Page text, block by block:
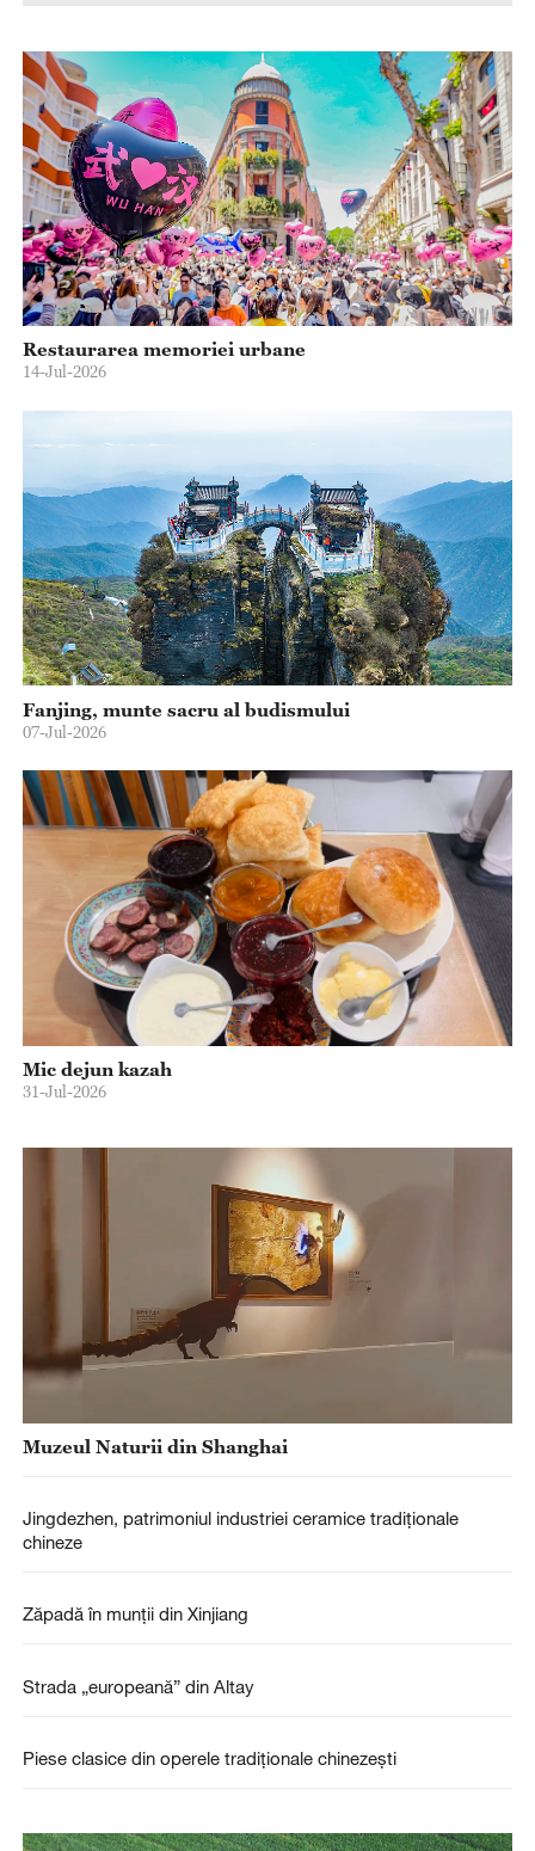
Restaurarea memoriei urbane
14-Jul-2026
Fanjing, munte sacru al budismului
07-Jul-2026
Mic dejun kazah
31-Jul-2026
Muzeul Naturii din Shanghai
Jingdezhen, patrimoniul industriei ceramice tradiționale
chineze
Zăpadă în munții din Xinjiang
Strada „europeană” din Altay
Piese clasice din operele tradiționale chinezești